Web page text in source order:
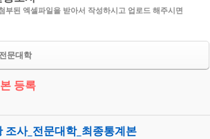
부된 엑셀파일을 받아서 작성하시고 업로드 해주시면
전문대학
등록
조사_전문대학_최종통계본